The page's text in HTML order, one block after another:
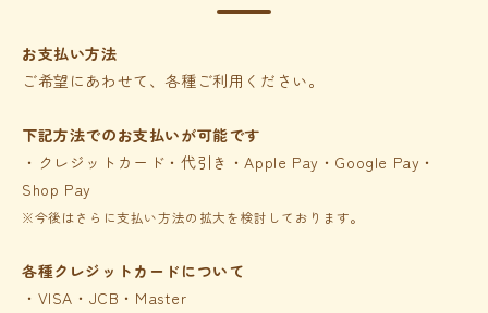
お支払い方法
ご希望にあわせて、各種ご利用ください。
下記方法でのお支払いが可能です
・クレジットカード・代引き・Apple Pay・Google Pay・
Shop Pay
※今後はさらに支払い方法の拡大を検討しております。
各種クレジットカードについて
・VISA・JCB・Master